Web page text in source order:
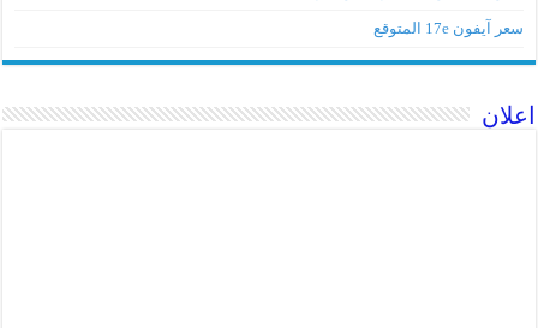
سعر آيفون 17e المتوقع
اعلان